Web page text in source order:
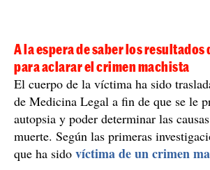
A la espera de saber los resultados
para aclarar el crimen machista
El cuerpo de la víctima ha sido
de Medicina Legal a fin de que se le
autopsia y poder determinar las
muerte. Según las primeras
que ha sido víctima de un crimen